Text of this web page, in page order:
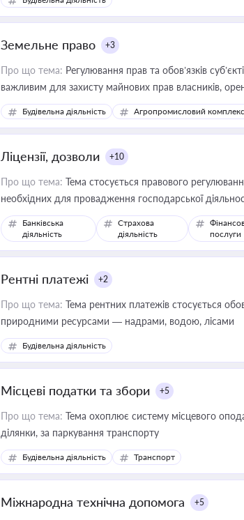
Земельне право +3
Про що тема: Регулювання прав та обов’язків
важливим для захисту майнових прав власників,
ресурсами
Будівельна діяльність Агропромисловий комплекс
Ліцензії, дозволи +10
Про що тема: Тема стосується правового
необхідних для провадження господарської
Банківська
діяльність
Страхова
діяльність
послуги
Рентні платежі +2
Про що тема: Тема рентних платежів стосується
природними ресурсами — надрами, водою, лісами
Будівельна діяльність
Місцеві податки та збори +5
Про що тема: Тема охоплює систему місцевого
ділянки, за паркування транспорту
Будівельна діяльність Транспорт
Міжнародна технічна допомога +5